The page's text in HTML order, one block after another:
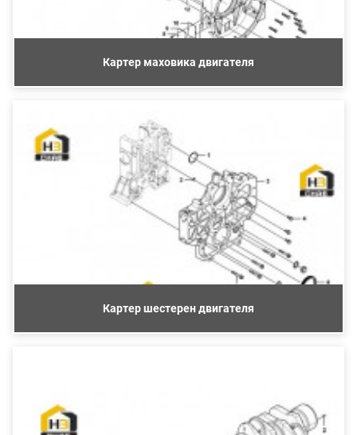
Картер маховика двигателя
Картер шестерен двигателя